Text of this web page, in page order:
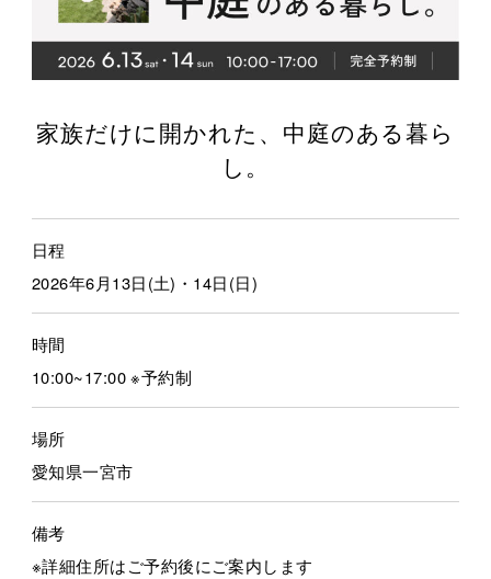
家族だけに開かれた、中庭のある暮ら
し。
日程
2026年6月13日(土)・14日(日)
時間
10:00~17:00 ※予約制
場所
愛知県一宮市
備考
※詳細住所はご予約後にご案内します